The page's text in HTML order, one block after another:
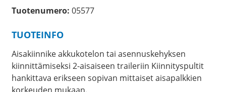
Tuotenumero: 05577
TUOTEINFO
Aisakiinnike akkukotelon tai asennuskehyksen
kiinnittämiseksi 2-aisaiseen traileriin Kiinnityspultit
hankittava erikseen sopivan mittaiset aisapalkkien